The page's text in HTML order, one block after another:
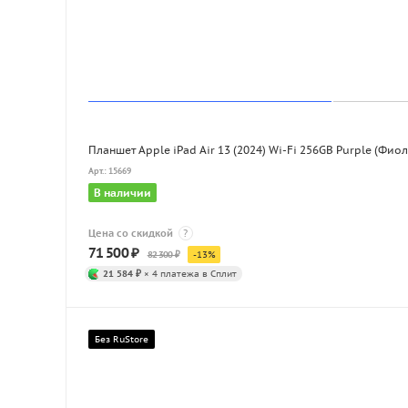
Планшет Apple iPad Air 13 (2024) Wi-Fi 256GB Purple
Арт.: 15669
В наличии
Цена со скидкой ?
71 500₽ 82 300₽ -13%
21 584 ₽ × 4 платежа в Сплит
Без RuStore